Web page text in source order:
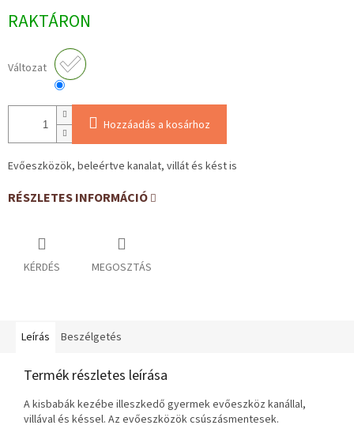
Egységár:
RAKTÁRON
Változat
Hozzáadás a kosárhoz
Evőeszközök, beleértve kanalat, villát és kést is
RÉSZLETES INFORMÁCIÓ
KÉRDÉS MEGOSZTÁS
Leírás Beszélgetés
Termék részletes leírása
A kisbabák kezébe illeszkedő gyermek evőeszköz kanállal,
villával és késsel. Az evőeszközök csúszásmentesek.